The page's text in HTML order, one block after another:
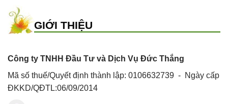
GIỚI THIỆU
Công ty TNHH Đầu Tư và Dịch Vụ Đức Thắng
Mã số thuế/Quyết định thành lập: 0106632739 - Ngày cấp
ĐKKD/QĐTL:06/09/2014